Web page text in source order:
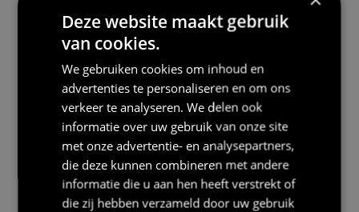
verschillende vloeibare elektrolytoplossingen. Tijdens
laden en ontladen worden deze vloeistoffen via een
redoxreactie plaatsvindt. De bekendste variant is de
vanadium redox flow battery.
Wat maakt de flow-batterij uniek?
Flow-batterijen zijn modulair schaalbaar: met grotere
tanks sla je meer energie op zonder het elektrische
systeem te wijzigen. Ze hebben een zeer lange
Deze website maakt gebruik
van cookies.
We gebruiken cookies om inhoud en
advertenties te personaliseren en om ons
verkeer te analyseren. We delen ook
informatie over uw gebruik van onze site
met onze advertentie- en analysepartners,
die deze kunnen combineren met andere
informatie die u aan hen heeft verstrekt of
die zij hebben verzameld door uw gebruik